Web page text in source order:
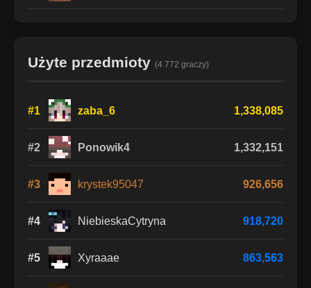
Użyte przedmioty (4 772 graczy)
#1 zaba_6 1,338,085
#2 Ponowik4 1,332,151
#3 krystek95047 926,656
#4 NiebieskaCytryna 918,720
#5 Xyraaae 863,563